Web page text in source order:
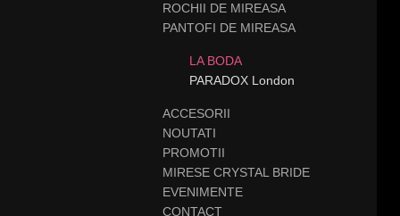
ROCHII DE MIREASA
PANTOFI DE MIREASA
LA BODA
PARADOX London
ACCESORII
NOUTATI
PROMOTII
MIRESE CRYSTAL BRIDE
EVENIMENTE
CONTACT